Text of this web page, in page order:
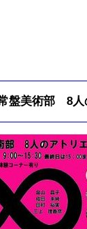
盤美術部 8人